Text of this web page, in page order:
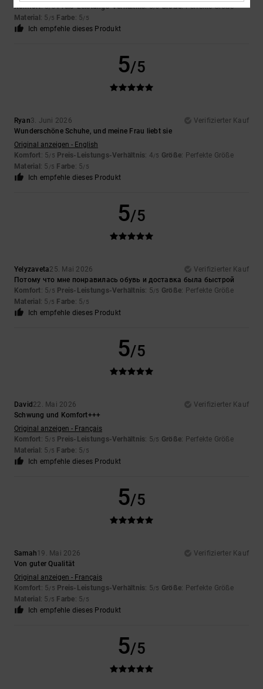
Komfort: 5/5 Preis-Leistungs-Verhältnis: 5/5 Größe: Perfekte Größe
Material : 5 /5 Farbe: 5/5
Ich empfehle dieses Produkt
5/5
Ryan3. Juni 2026
Verifizierter Kauf
Wunderschöne Schuhe, und meine Frau liebt sie
Original anzeigen - English
Komfort: 5/5 Preis-Leistungs-Verhältnis: 4/5 Größe: Perfekte Größe
Material : 5 /5 Farbe: 5/5
Ich empfehle dieses Produkt
5/5
Yelyzaveta25. Mai 2026
Verifizierter Kauf
Потому что мне понравилась обувь и доставка была быстрой
Komfort: 5/5 Preis-Leistungs-Verhältnis: 5/5 Größe: Perfekte Größe
Material : 5 /5 Farbe: 5/5
Ich empfehle dieses Produkt
5/5
David 22. Mai 2026
Verifizierter Kauf
Schwung und Komfort+++
Original anzeigen - Français
Komfort: 5/5 Preis-Leistungs-Verhältnis: 5/5 Größe: Perfekte Größe
Material : 5 /5 Farbe: 5/5
Ich empfehle dieses Produkt
5/5
Samah19. Mai 2026
Verifizierter Kauf
Von guter Qualität
Original anzeigen - Français
Komfort: 5/5 Preis-Leistungs-Verhältnis: 5/5 Größe: Perfekte Größe
Material : 5 /5 Farbe: 5/5
Ich empfehle dieses Produkt
5/5